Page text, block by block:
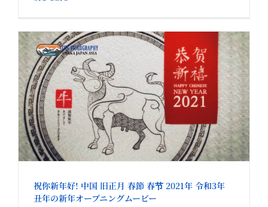
祝你新年好! 中国 旧正月 春節 春节 2021年 令和3年
丑年の新年オープニングムービー